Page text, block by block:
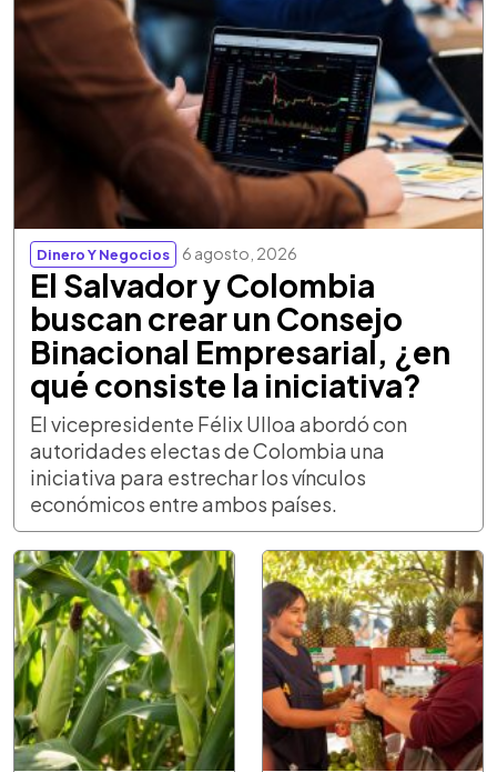
Dinero Y Negocios 6 agosto, 2026
El Salvador y Colombia
buscan crear un Consejo
Binacional Empresarial, ¿en
qué consiste la iniciativa?
El vicepresidente Félix Ulloa abordó con
autoridades electas de Colombia una
iniciativa para estrechar los vínculos
económicos entre ambos países.